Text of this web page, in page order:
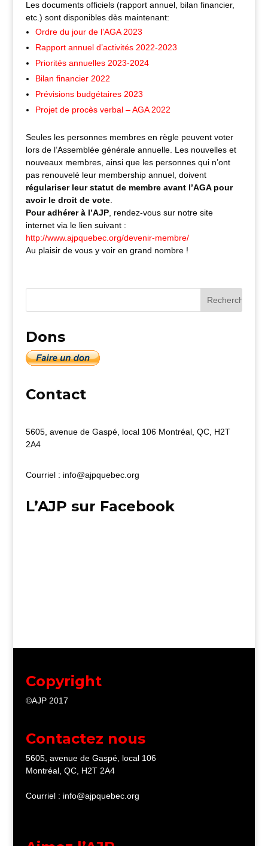
Les documents officiels (rapport annuel, bilan financier,
etc.) sont disponibles dès maintenant:
Ordre du jour de l’AGA 2023
Rapport annuel d’activités 2022-2023
Priorités annuelles 2023-2024
Bilan financier 2022
Prévisions budgétaires 2023
Projet de procès verbal – AGA 2022
Seules les personnes membres en règle peuvent voter
lors de l’Assemblée générale annuelle. Les nouvelles et
nouveaux membres, ainsi que les personnes qui n’ont
pas renouvelé leur membership annuel, doivent
régulariser leur statut de membre avant l’AGA pour
avoir le droit de vote.
Pour adhérer à l’AJP, rendez-vous sur notre site
internet via le lien suivant :
http://www.ajpquebec.org/devenir-membre/
Au plaisir de vous y voir en grand nombre !
Dons
Contact
5605, avenue de Gaspé, local 106 Montréal, QC, H2T
2A4
Courriel : info@ajpquebec.org
L’AJP sur Facebook
Copyright
©AJP 2017
Contactez nous
5605, avenue de Gaspé, local 106
Montréal, QC, H2T 2A4
Courriel : info@ajpquebec.org